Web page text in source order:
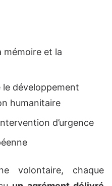
mémoire et la
développement
humanitaire
d’urgence
volontaire, chaque